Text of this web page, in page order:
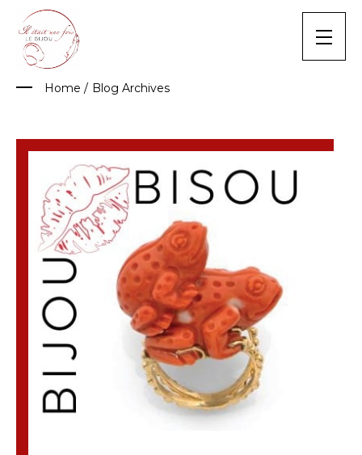
content
Home / Blog Archives